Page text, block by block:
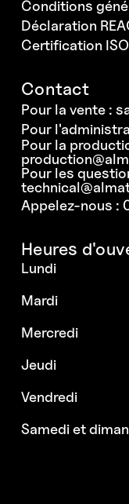
Conditions
Déclaration
Certification
Contact
Pour la vente :
Pour
Pour la
Pour les
Appelez-nous :
Heures
Lundi
Mardi
Mercredi
Jeudi
Vendredi
Samedi et